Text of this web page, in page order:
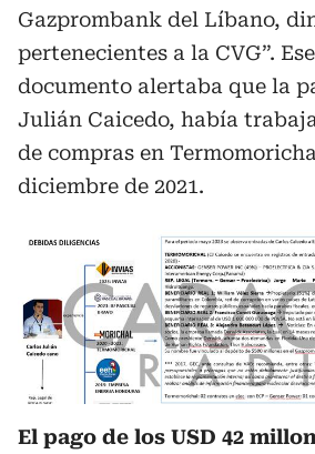
Gazprombank del Líbano,
pertenecientes a la CVG”.
documento alertaba que la
Julián Caicedo, había
de compras en
diciembre de 2021.
El pago de los USD 42